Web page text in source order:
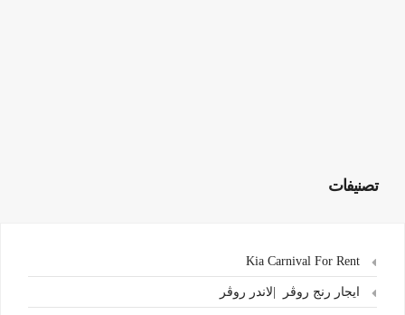
تصنيفات
ايجار رنج روڤر |لاندر روڤر